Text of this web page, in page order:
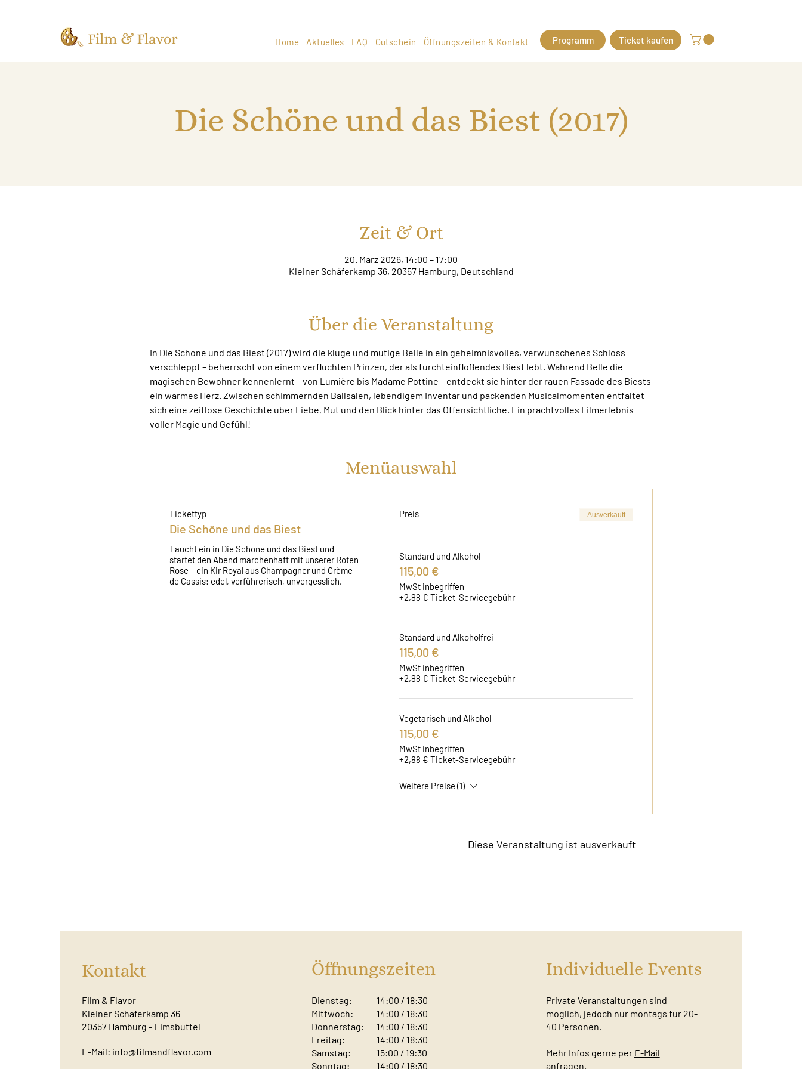
Home Aktuelles FAQ Gutschein Öffnungszeiten & Kontakt Programm Ticket kaufen
Die Schöne und das Biest (2017)
Zeit & Ort
20. März 2026, 14:00 – 17:00
Kleiner Schäferkamp 36, 20357 Hamburg, Deutschland
Über die Veranstaltung
In Die Schöne und das Biest (2017) wird die kluge und mutige Belle in ein geheimnisvolles, verwunschenes Schloss
verschleppt – beherrscht von einem verfluchten Prinzen, der als furchteinflößendes Biest lebt. Während Belle die
magischen Bewohner kennenlernt – von Lumière bis Madame Pottine – entdeckt sie hinter der rauen Fassade des Biests
ein warmes Herz. Zwischen schimmernden Ballsälen, lebendigem Inventar und packenden Musicalmomenten entfaltet
sich eine zeitlose Geschichte über Liebe, Mut und den Blick hinter das Offensichtliche. Ein prachtvolles Filmerlebnis
voller Magie und Gefühl!
Menüauswahl
Tickettyp
Die Schöne und das Biest
Taucht ein in Die Schöne und das Biest und
startet den Abend märchenhaft mit unserer Roten
Rose – ein Kir Royal aus Champagner und Crème
de Cassis: edel, verführerisch, unvergesslich.
Preis Ausverkauft
Standard und Alkohol
115,00 €
MwSt inbegriffen
+2,88 € Ticket-Servicegebühr
Standard und Alkoholfrei
115,00 €
MwSt inbegriffen
+2,88 € Ticket-Servicegebühr
Vegetarisch und Alkohol
115,00 €
MwSt inbegriffen
+2,88 € Ticket-Servicegebühr
Weitere Preise (1)
Diese Veranstaltung ist ausverkauft
Kontakt
Film & Flavor
Kleiner Schäferkamp 36
20357 Hamburg - Eimsbüttel
E-Mail: info@filmandflavor.com
Öffnungszeiten
Dienstag:
Mittwoch:
Donnerstag:
Freitag:
Samstag:
Sonntag: ​
14:00 / 18:30
14:00 / 18:30
14:00 / 18:30
14:00 / 18:30
15:00 / 19:30
14:00 / 18:30
Individuelle Events
Private Veranstaltungen sind
möglich, jedoch nur montags für 20-
40 Personen.
Mehr Infos gerne per E-Mail
anfragen.